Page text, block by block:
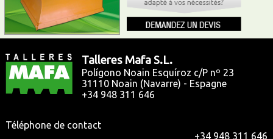
Talleres Mafa S.L.
Polígono Noain Esquíroz c/P nº 23
31110 Noain (Navarre) - Espagne
+34 948 311 646
Téléphone de contact
+34 948 311 646